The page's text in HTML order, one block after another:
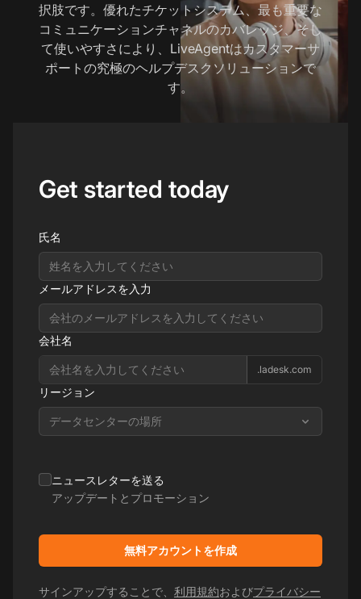
択肢です。優れたチケットシステム、最も重要な
コミュニケーションチャネルのカバレッジ、そし
て使いやすさにより、LiveAgentはカスタマーサ
ポートの究極のヘルプデスクソリューションで
す。
Get started today
氏名
メールアドレスを入力
会社名
.ladesk.com
リージョン
データセンターの場所
ニュースレターを送る
アップデートとプロモーション
無料アカウントを作成
サインアップすることで、 利用規約およびプライバシー